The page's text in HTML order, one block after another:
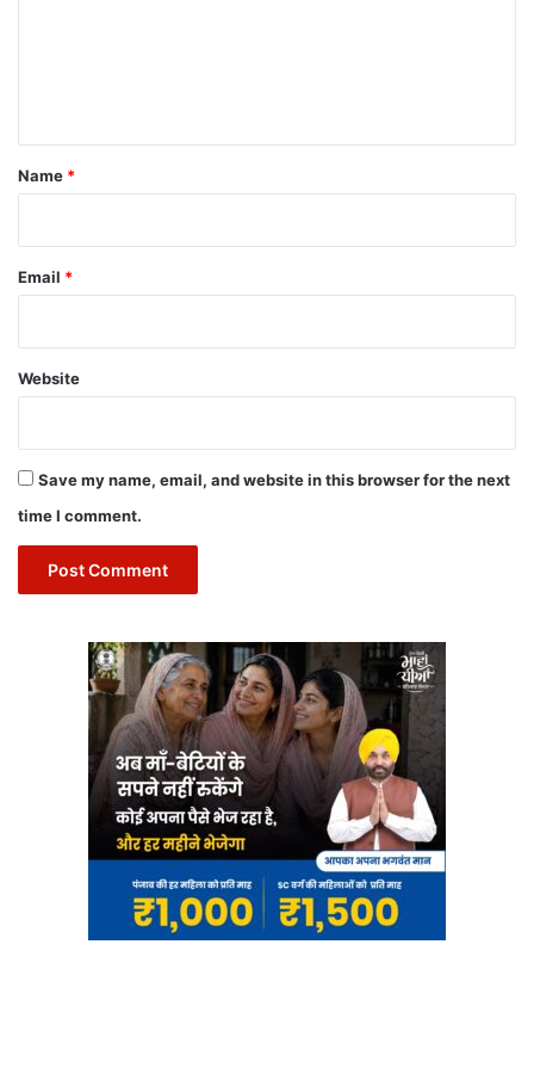
*
Name *
Email *
Website
Save my name, email, and website in this browser for the next
time I comment.